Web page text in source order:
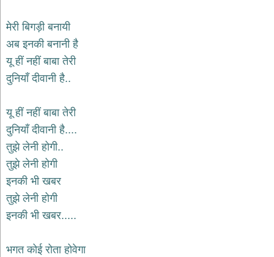
मेरी बिगड़ी बनायी
अब इनकी बनानी है
यू हीं नहीं बाबा तेरी
दुनियाँ दीवानी है..
यू हीं नहीं बाबा तेरी
दुनियाँ दीवानी है....
तुझे लेनी होगी..
तुझे लेनी होगी
इनकी भी खबर
तुझे लेनी होगी
इनकी भी खबर.....
भगत कोई रोता होवेगा